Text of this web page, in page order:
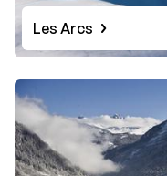
Les Arcs